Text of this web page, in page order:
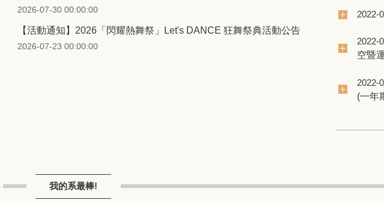
2026-07-30 00:00:00
【活動通知】2026「閃耀熱舞祭」Let's DANCE 狂舞祭典活動公告
2026-07-23 00:00:00
2022-
2022-
空暨
2022-
(一年
我的系最棒!